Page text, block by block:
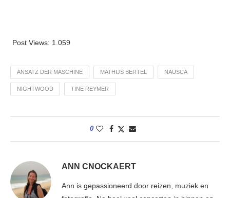
Post Views: 1.059
ANSATZ DER MASCHINE MATHIJS BERTEL NAUSCA
NIGHTWOOD TINE REYMER
0
ANN CNOCKAERT
Ann is gepassioneerd door reizen, muziek en